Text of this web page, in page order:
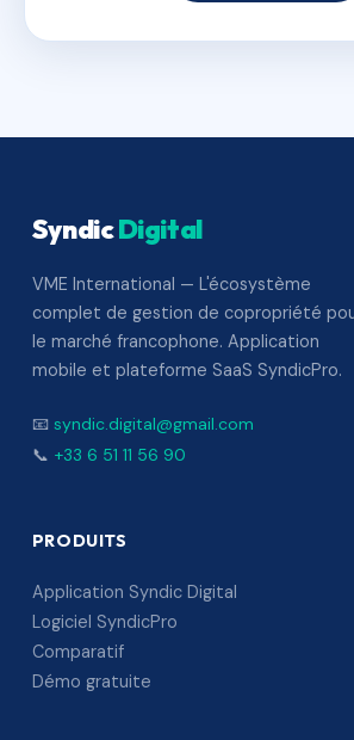
SyndicDigital
VME International — L'écosystème
complet de gestion de copropriété
le marché francophone. Application
mobile et plateforme SaaS SyndicPro.
📧 syndic.digital@gmail.com
📞 +33 6 51 11 56 90
PRODUITS
Application Syndic Digital
Logiciel SyndicPro
Comparatif
Démo gratuite